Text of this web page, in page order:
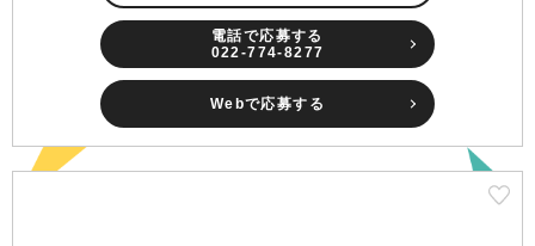
電話で応募する
022-774-8277
Webで応募する